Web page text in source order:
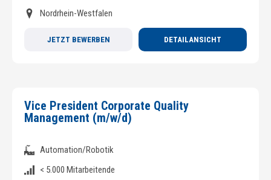
Nordrhein-Westfalen
JETZT BEWERBEN DETAILANSICHT
Vice President Corporate Quality
Management (m/w/d)
Automation/Robotik
< 5.000 Mitarbeitende